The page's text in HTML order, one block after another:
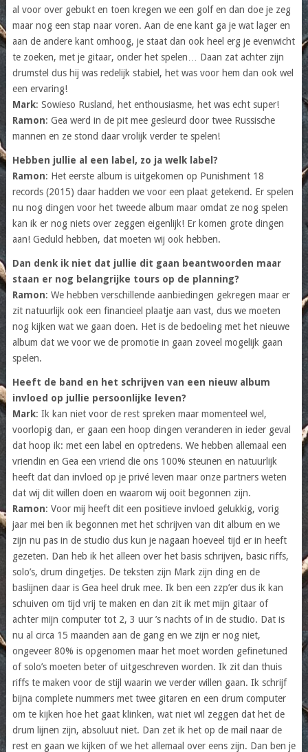
al voor over gebukt en toen kregen we een golf en dan doe je zeg
maar nog een stap naar voren. Aan de ene kant ga je wat lager en
aan de andere kant omhoog, je staat dan ook heel erg je evenwicht
te zoeken, met je gitaar, onder het spelen… Daan zat achter zijn
drumstel dus hij was redelijk stabiel, het was voor hem dan ook wel
een ervaring!
Mark: Sowieso Rusland, het enthousiasme, het was echt super!
Ramon: Gea werd in de pit mee gesleurd door twee Russische
mannen en ze stond daar vrolijk verder te spelen!
Hebben jullie al een label, zo ja welk label?
Ramon: Het eerste album is uitgekomen op Punishment 18
records (2015) daar hadden we voor een plaat getekend. Er spelen
nu nog dingen voor het tweede album maar omdat ze nog spelen
kan ik er nog niets over zeggen eigenlijk! Er komen grote dingen
aan! Geduld hebben, dat moeten wij ook hebben.
Dan denk ik niet dat jullie dit gaan beantwoorden maar
staan er nog belangrijke tours op de planning?
Ramon: We hebben verschillende aanbiedingen gekregen maar er
zit natuurlijk ook een financieel plaatje aan vast, dus we moeten
nog kijken wat we gaan doen. Het is de bedoeling met het nieuwe
album dat we voor we de promotie in gaan zoveel mogelijk gaan
spelen.
Heeft de band en het schrijven van een nieuw album
invloed op jullie persoonlijke leven?
Mark: Ik kan niet voor de rest spreken maar momenteel wel,
voorlopig dan, er gaan een hoop dingen veranderen in ieder geval
dat hoop ik: met een label en optredens. We hebben allemaal een
vriendin en Gea een vriend die ons 100% steunen en natuurlijk
heeft dat dan invloed op je privé leven maar onze partners weten
dat wij dit willen doen en waarom wij ooit begonnen zijn.
Ramon: Voor mij heeft dit een positieve invloed gelukkig, vorig
jaar mei ben ik begonnen met het schrijven van dit album en we
zijn nu pas in de studio dus kun je nagaan hoeveel tijd er in heeft
gezeten. Dan heb ik het alleen over het basis schrijven, basic riffs,
solo’s, drum dingetjes. De teksten zijn Mark zijn ding en de
baslijnen daar is Gea heel druk mee. Ik ben een zzp’er dus ik kan
schuiven om tijd vrij te maken en dan zit ik met mijn gitaar of
achter mijn computer tot 2, 3 uur ’s nachts of in de studio. Dat is
nu al circa 15 maanden aan de gang en we zijn er nog niet,
ongeveer 80% is opgenomen maar het moet worden gefinetuned
of solo’s moeten beter of uitgeschreven worden. Ik zit dan thuis
riffs te maken voor de stijl waarin we verder willen gaan. Ik schrijf
bijna complete nummers met twee gitaren en een drum computer
om te kijken hoe het gaat klinken, wat niet wil zeggen dat het de
drum lijnen zijn, absoluut niet. Dan zet ik het op de mail naar de
rest en gaan we kijken of we het allemaal over eens zijn. Dan ben je